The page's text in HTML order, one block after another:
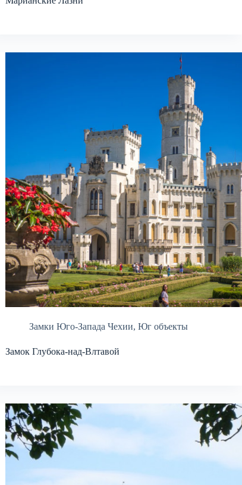
Замки Юго-Запада Чехии, Юг объекты
Замок Глубока-над-Влтавой